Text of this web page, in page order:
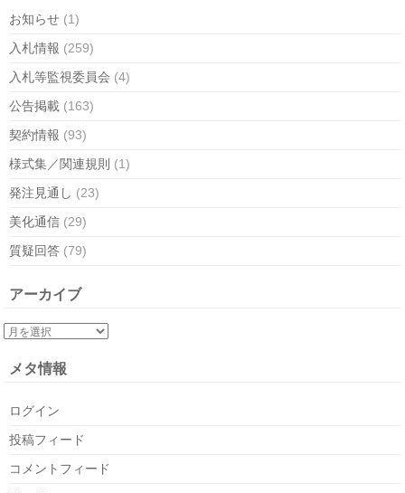
お知らせ (1)
入札情報 (259)
入札等監視委員会 (4)
公告掲載 (163)
契約情報 (93)
様式集／関連規則 (1)
発注見通し (23)
美化通信 (29)
質疑回答 (79)
アーカイブ
メタ情報
ログイン
投稿フィード
コメントフィード